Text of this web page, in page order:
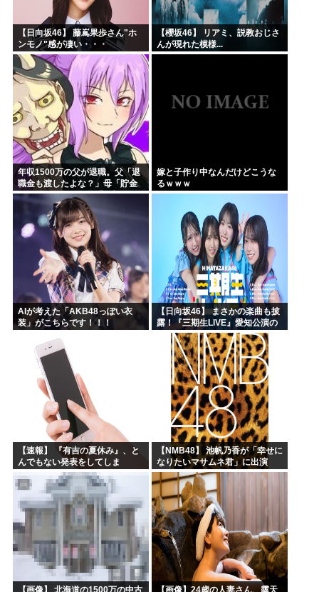
【日向坂46】 藤嶌果歩さん"ホ
ンモノ"感が凄い・・・
【櫻坂46】 リアミ、説教おじさ
んが現れた模様...
年収1500万の父が退職。父「退
職金も渡したよな？」母「貯金
なんてないよー」父「全部なく
なったの！？」→予想外の返事
に家族騒然となり…
嫁と子作り中なんだけどこうな
るｗｗｗ
AIが考えた「AKB48っぽい衣
装」がこちらです！！！
【日向坂46】 まさかの楽曲も披
露！『三期生LIVE』愛知公演の
レポがこちら
【速報】 『有吉の夏休み』、と
んでもない発表をしてしま
う！！！！！
【NMB48】 池帆乃香が「幸せに
なりたいマサムネ君」に出演
【画像】 北海道の1500万の中古 【画像】24歳の人妻さん、露天